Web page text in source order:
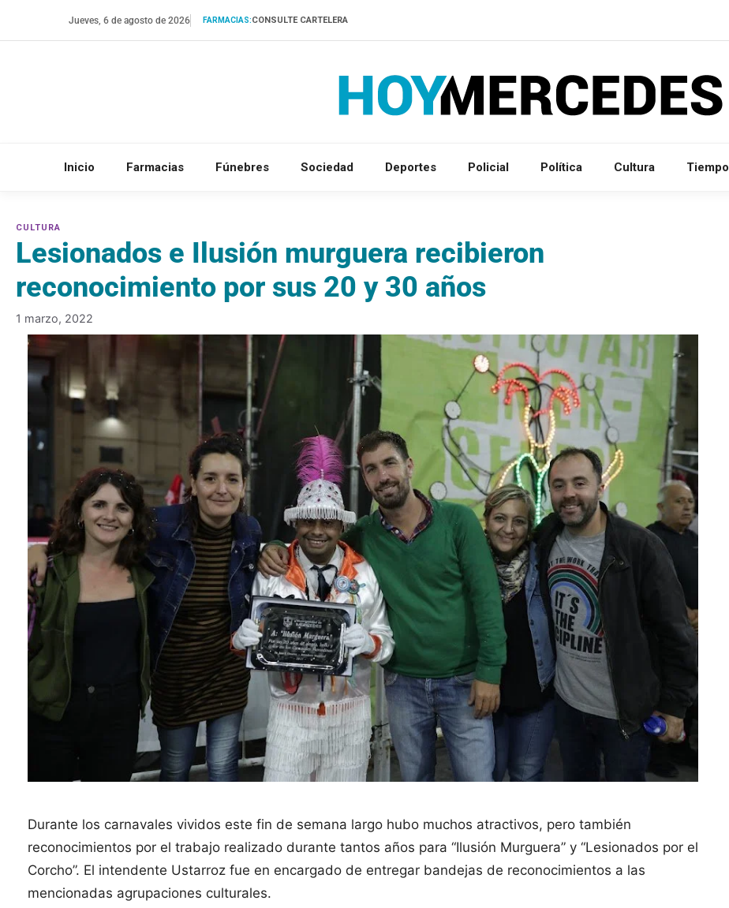
Jueves, 6 de agosto de 2026 FARMACIAS:CONSULTE CARTELERA
Inicio Farmacias Fúnebres Sociedad Deportes Policial Política Cultura Tiempo
Lesionados e Ilusión murguera recibieron
reconocimiento por sus 20 y 30 años
1 marzo, 2022
Durante los carnavales vividos este fin de semana largo hubo muchos atractivos, pero también
reconocimientos por el trabajo realizado durante tantos años para “Ilusión Murguera” y “Lesionados por el
Corcho”. El intendente Ustarroz fue en encargado de entregar bandejas de reconocimientos a las
mencionadas agrupaciones culturales.